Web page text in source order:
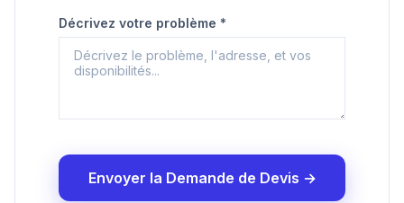
Décrivez votre problème *
Envoyer la Demande de Devis →